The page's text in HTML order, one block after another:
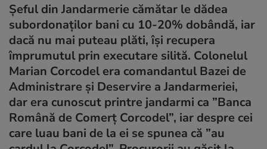
Șeful din Jandarmerie cămătar le dădea
subordonaților bani cu 10-20% dobândă, iar
dacă nu mai puteau plăti, își recupera
împrumutul prin executare silită. Colonelul
Marian Corcodel era comandantul Bazei de
Administrare şi Deservire a Jandarmeriei,
dar era cunoscut printre jandarmi ca ”Banca
Română de Comerț Corcodel”, iar despre cei
care luau bani de la ei se spunea că ”au